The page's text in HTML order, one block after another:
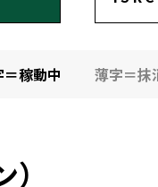
稼動中 薄字＝抹